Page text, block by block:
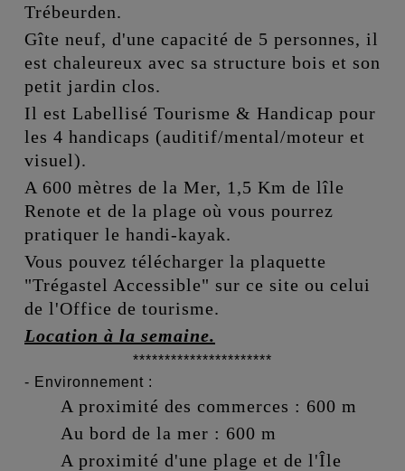
Trébeurden.
Gîte neuf, d'une capacité de 5 personnes, il
est chaleureux avec sa structure bois et son
petit jardin clos.
Il est Labellisé Tourisme & Handicap pour
les 4 handicaps (auditif/mental/moteur et
visuel).
A 600 mètres de la Mer, 1,5 Km de lîle
Renote et de la plage où vous pourrez
pratiquer le handi-kayak.
Vous pouvez télécharger la plaquette
"Trégastel Accessible" sur ce site ou celui
de l'Office de tourisme.
Location à la semaine.
**********************
- Environnement :
A proximité des commerces : 600 m
Au bord de la mer : 600 m
A proximité d'une plage et de l'Île